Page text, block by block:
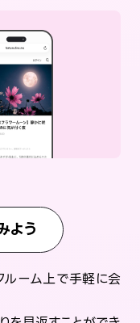
よう
ルーム上で手軽に会